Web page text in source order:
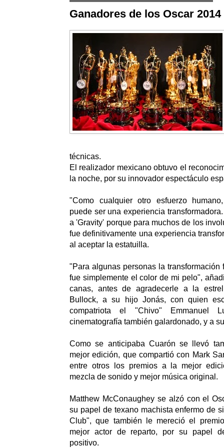
Ganadores de los Oscar 2014
técnicas.
El realizador mexicano obtuvo el
la noche, por su innovador espectáculo
"Como cualquier otro esfuerzo
puede ser una experiencia
a 'Gravity' porque para muchos de los
fue definitivamente una experiencia
al aceptar la estatuilla.
"Para algunas personas la transformación
fue simplemente el color de mi pelo",
canas, antes de agradecerle a la
Bullock, a su hijo Jonás, con quien
compatriota el "Chivo" Emmanuel
cinematografía también galardonado, y a
Como se anticipaba Cuarón se llevó
mejor edición, que compartió con Mark
entre otros los premios a la mejor
mezcla de sonido y mejor música original.
Matthew McConaughey se alzó con el
su papel de texano machista enfermo de
Club", que también le mereció el
mejor actor de reparto, por su papel
positivo.